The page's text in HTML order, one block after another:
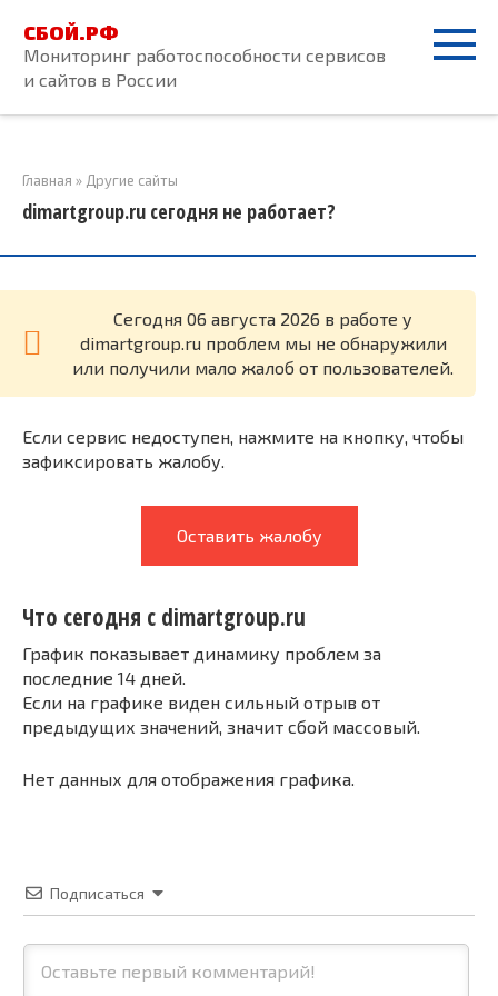
контенту
СБОЙ.РФ
Мониторинг работоспособности сервисов
и сайтов в России
Главная » Другие сайты
dimartgroup.ru сегодня не работает?
Cегодня 06 августа 2026 в работе у
dimartgroup.ru проблем мы не обнаружили
или получили мало жалоб от пользователей.
Если сервис недоступен, нажмите на кнопку, чтобы
зафиксировать жалобу.
Оставить жалобу
Что сегодня с dimartgroup.ru
График показывает динамику проблем за
последние 14 дней.
Если на графике виден сильный отрыв от
предыдущих значений, значит сбой массовый.
Нет данных для отображения графика.
Подписаться